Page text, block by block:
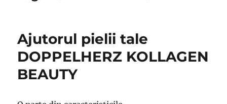
Ajutorul pielii tale
DOPPELHERZ KOLLAGEN
BEAUTY